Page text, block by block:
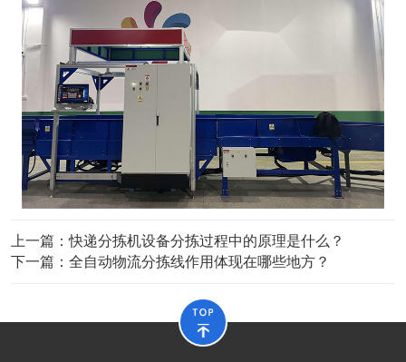
上一篇：快递分拣机设备分拣过程中的原理是什么？
下一篇： 全自动物流分拣线作用体现在哪些地方？